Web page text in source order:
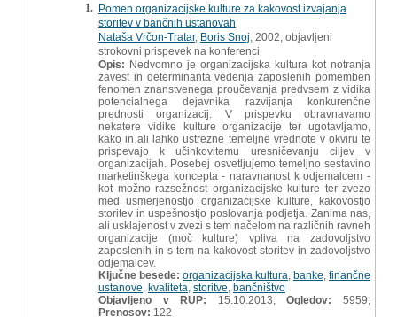
1. Pomen organizacijske kulture za kakovost izvajanja
storitev v bančnih ustanovah
Nataša Vrčon-Tratar, Boris Snoj , 2002, objavljeni
strokovni prispevek na konferenci
Opis: Nedvomno je organizacijska kultura kot notranja
zavest in determinanta vedenja zaposlenih pomemben
fenomen znanstvenega proučevanja predvsem z vidika
potencialnega dejavnika razvijanja konkurenčne
prednosti organizacij. V prispevku obravnavamo
nekatere vidike kulture organizacije ter ugotavljamo,
kako in ali lahko ustrezne temeljne vrednote v okviru te
prispevajo k učinkovitemu uresničevanju ciljev v
organizacijah. Posebej osvetljujemo temeljno sestavino
marketinškega koncepta - naravnanost k odjemalcem -
kot možno razsežnost organizacijske kulture ter zvezo
med usmerjenostjo organizacijske kulture, kakovostjo
storitev in uspešnostjo poslovanja podjetja. Zanima nas,
ali usklajenost v zvezi s tem načelom na različnih ravneh
organizacije (moč kulture) vpliva na zadovoljstvo
zaposlenih in s tem na kakovost storitev in zadovoljstvo
odjemalcev.
Ključne besede: organizacijska kultura banke finančne
ustanove kvaliteta storitve bančništvo
Objavljeno v RUP: 15.10.2013;Ogledov:
5959;
Prenosov: 122